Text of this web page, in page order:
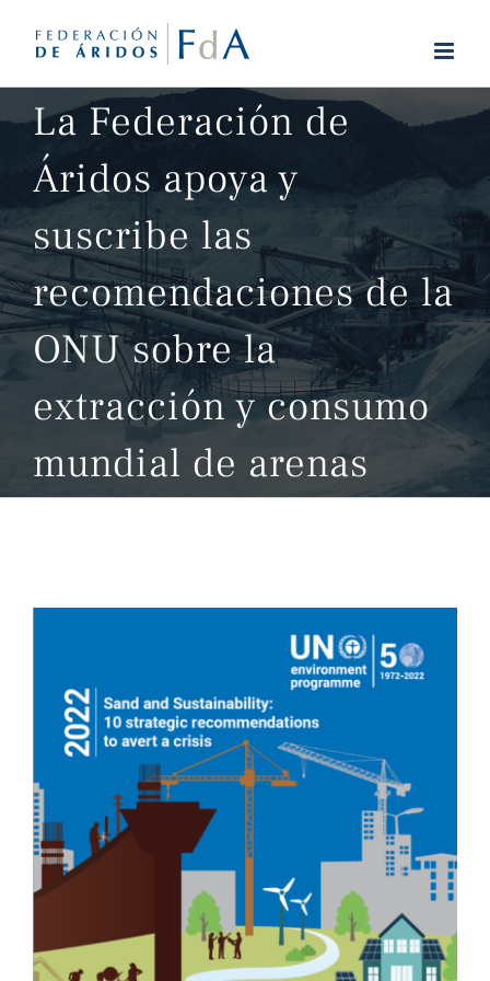
La Federación de
Áridos apoya y
suscribe las
recomendaciones de la
ONU sobre la
extracción y consumo
mundial de arenas